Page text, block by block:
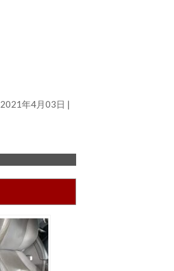
2021年4月03日 |